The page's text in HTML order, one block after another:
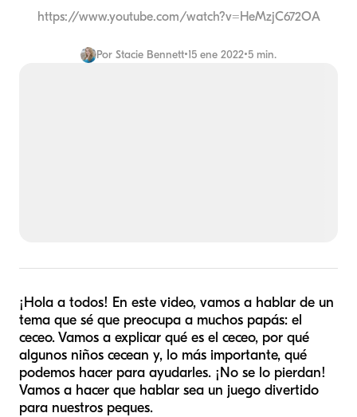
https://www.youtube.com/watch?v=HeMzjC672OA
Por Stacie Bennett•15 ene 2022•5 min.
¡Hola a todos! En este video, vamos a hablar de un
tema que sé que preocupa a muchos papás: el
ceceo. Vamos a explicar qué es el ceceo, por qué
algunos niños cecean y, lo más importante, qué
podemos hacer para ayudarles. ¡No se lo pierdan!
Vamos a hacer que hablar sea un juego divertido
para nuestros peques.